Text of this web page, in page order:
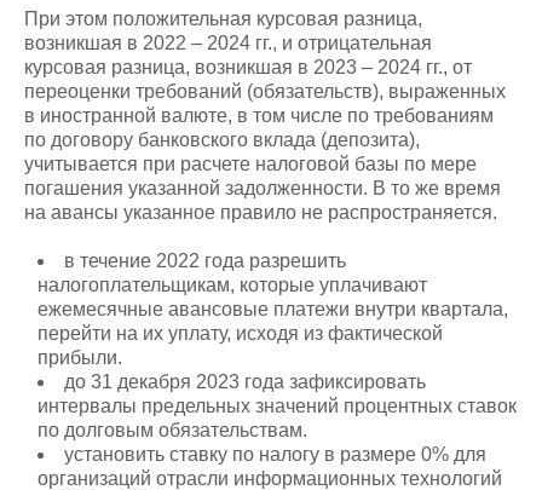
При этом положительная курсовая разница,
возникшая в 2022 – 2024 гг., и отрицательная
курсовая разница, возникшая в 2023 – 2024 гг., от
переоценки требований (обязательств), выраженных
в иностранной валюте, в том числе по требованиям
по договору банковского вклада (депозита),
учитывается при расчете налоговой базы по мере
погашения указанной задолженности. В то же время
на авансы указанное правило не распространяется.
в течение 2022 года разрешить
налогоплательщикам, которые уплачивают
ежемесячные авансовые платежи внутри квартала,
перейти на их уплату, исходя из фактической
прибыли.
до 31 декабря 2023 года зафиксировать
интервалы предельных значений процентных ставок
по долговым обязательствам.
установить ставку по налогу в размере 0% для
организаций отрасли информационных технологий